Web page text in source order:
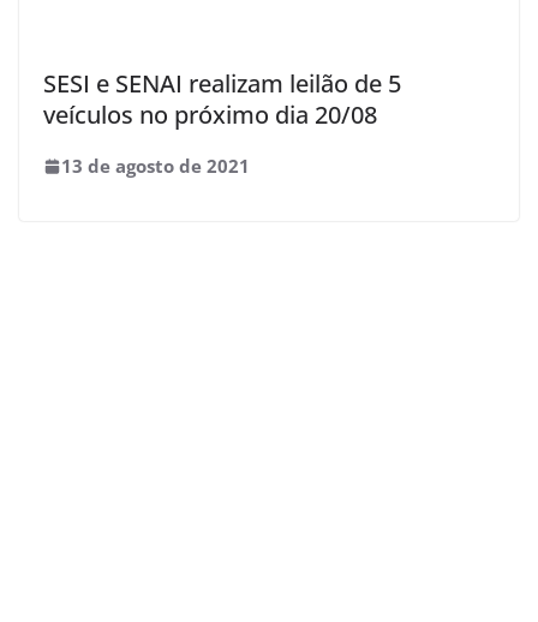
SESI e SENAI realizam leilão de 5
veículos no próximo dia 20/08
13 de agosto de 2021